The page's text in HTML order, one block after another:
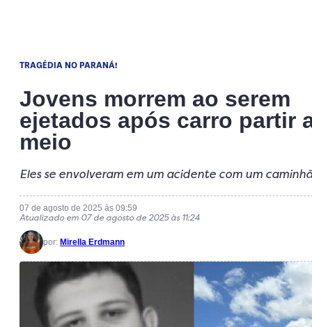
TRAGÉDIA NO PARANÁ!
Jovens morrem ao serem
ejetados após carro partir
meio
Eles se envolveram em um acidente com um
07 de agosto de 2025 às 09:59
Atualizado em 07 de agosto de 2025 às 11:24
por: Mirella Erdmann